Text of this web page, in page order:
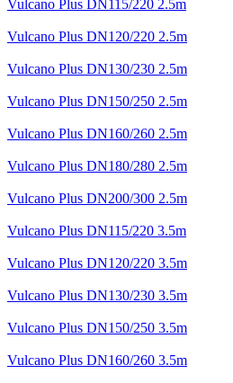
Vulcano Plus DN115/220 2.5m
Vulcano Plus DN120/220 2.5m
Vulcano Plus DN130/230 2.5m
Vulcano Plus DN150/250 2.5m
Vulcano Plus DN160/260 2.5m
Vulcano Plus DN180/280 2.5m
Vulcano Plus DN200/300 2.5m
Vulcano Plus DN115/220 3.5m
Vulcano Plus DN120/220 3.5m
Vulcano Plus DN130/230 3.5m
Vulcano Plus DN150/250 3.5m
Vulcano Plus DN160/260 3.5m